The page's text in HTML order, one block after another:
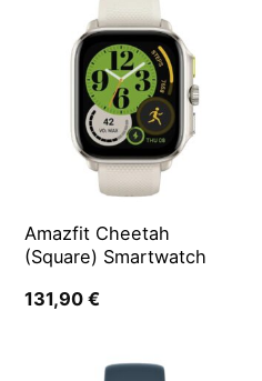
Amazfit Cheetah
(Square) Smartwatch
131,90 €